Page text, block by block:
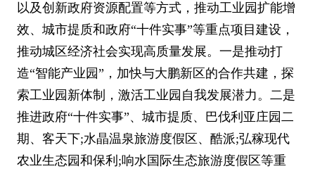
以及创新政府资源配置等方式，推动工业园扩能增
效、城市提质和政府“十件实事”等重点项目建设，
推动城区经济社会实现高质量发展。一是推动打
造“智能产业园 ” ，加快与大鹏新区的合作共建，探
索工业园新体制，激活工业园自我发展潜力。二是
推进政府“十件实事”、城市提质、巴伐利亚庄园二
期、客天下;水晶温泉旅游度假区、酷派;弘稼现代
农业生态园和保利 ;响水国际生态旅游度假区等重